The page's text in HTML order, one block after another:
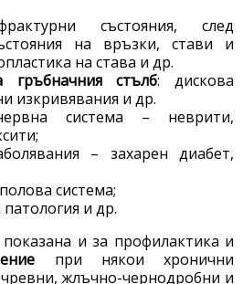
състояния, след
на връзки, стави и
на става и др.
гръбначния стълб: дискова
изкривявания и др.
система – неврити,
– захарен диабет,
система;
и др.
и за профилактика и
при някои хронични
жлъчно-чернодробни и